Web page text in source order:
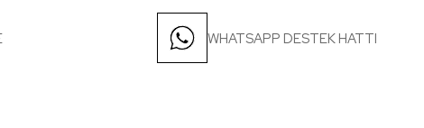
WHATSAPP DESTEK HATTI